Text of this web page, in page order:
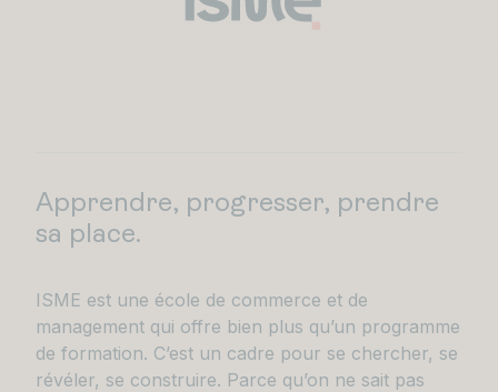
Apprendre, progresser, prendre
sa place.
ISME est une école de commerce et de
management qui offre bien plus qu’un programme
de formation. C’est un cadre pour se chercher, se
révéler, se construire. Parce qu’on ne sait pas